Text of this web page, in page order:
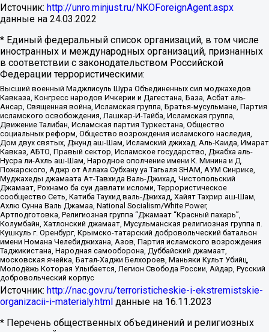
Источник: http://unro.minjust.ru/NKOForeignAgent.aspx
данные на 24.03.2022
* Единый федеральный список организаций, в том числе
иностранных и международных организаций, признанных
в соответствии с законодательством Российской
Федерации террористическими:
Высший военный Маджлисуль Шура Объединенных сил моджахедов
Кавказа, Конгресс народов Ичкерии и Дагестана, База, Асбат аль-
Ансар, Священная война, Исламская группа, Братья-мусульмане, Партия
исламского освобождения, Лашкар-И-Тайба, Исламская группа,
Движение Талибан, Исламская партия Туркестана, Общество
социальных реформ, Общество возрождения исламского наследия,
Дом двух святых, Джунд аш-Шам, Исламский джихад, Аль-Каида, Имарат
Кавказ, АБТО, Правый сектор, Исламское государство, Джабха аль-
Нусра ли-Ахль аш-Шам, Народное ополчение имени К. Минина и Д.
Пожарского, Аджр от Аллаха Субхану уа Тагьаля SHAM, АУМ Синрике,
Муджахеды джамаата Ат-Тавхида Валь-Джихад, Чистопольский
Джамаат, Рохнамо ба суи давлати исломи, Террористическое
сообщество Сеть, Катиба Таухид валь-Джихад, Хайят Тахрир аш-Шам,
Ахлю Сунна Валь Джамаа, National Socialism/White Power,
Артподготовка, Религиозная группа “Джамаат “Красный пахарь”,
Колумбайн, Хатлонский джамаат, Мусульманская религиозная группа п.
Кушкуль г. Оренбург, Крымско-татарский добровольческий батальон
имени Номана Челебиджихана, Азов, Партия исламского возрождения
Таджикистана, Народная самооборона, Дуббайский джамаат,
московская ячейка, Батал-Хаджи Белхороев, Маньяки Культ Убийц,
Молодёжь Которая Улыбается, Легион Свобода России, Айдар, Русский
добровольческий корпус
Источник: http://nac.gov.ru/terroristicheskie-i-ekstremistskie-
organizacii-i-materialy.html данные на 16.11.2023
* Перечень общественных объединений и религиозных